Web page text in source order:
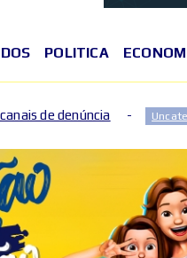
POLITICA
Uncategorized Homenagem